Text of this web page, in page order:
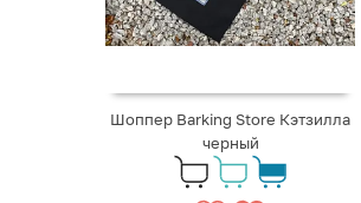
Шоппер Barking Store Кэтзилла
черный